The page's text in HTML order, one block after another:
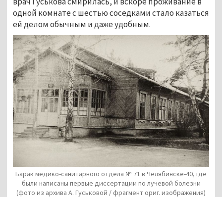
одной комнате с шестью соседками стало казаться
ей делом обычным и даже удобным.
Барак медико-санитарного отдела № 71 в Челябинске-40, где
были написаны первые диссертации по лучевой болезни
(фото из архива А. Гуськовой / фрагмент ориг. изображения)